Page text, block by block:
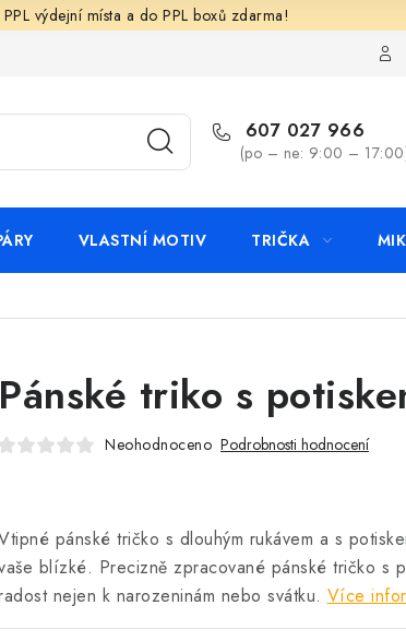
výdejní místa a do PPL boxů zdarma!
ochrany osobních údajů
607 027 966
(po – ne: 9:00 –
VLASTNÍ MOTIV TRIČKA
Pánské triko s
Neohodnoceno Podrobnosti hodnocení
pánské tričko s dlouhým rukávem a s
blízké. Precizně zpracované pánské tričko s
nejen k narozeninám nebo svátku. Více